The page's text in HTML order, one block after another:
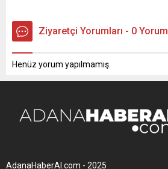
Ziyaretçi Yorumları - 0 Yorum
Henüz yorum yapılmamış.
AdanaHaberAl.com - 2025